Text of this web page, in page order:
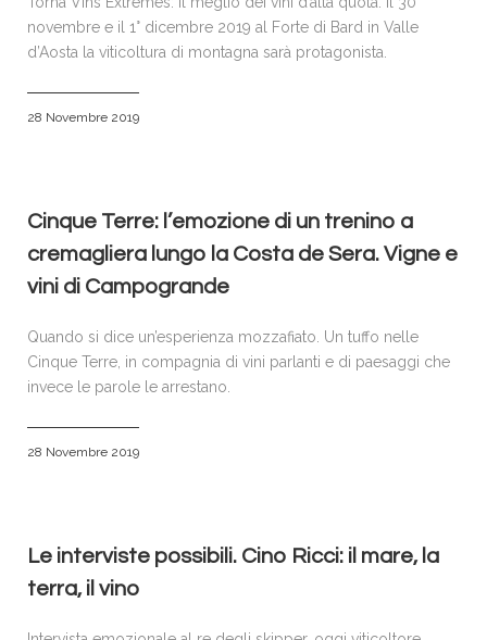
novembre e il 1° dicembre 2019 al Forte di Bard in Valle
d’Aosta la viticoltura di montagna sarà protagonista.
28 Novembre 2019
Cinque Terre: l’emozione di un trenino a
cremagliera lungo la Costa de Sera. Vigne e
vini di Campogrande
Quando si dice un’esperienza mozzafiato. Un tuffo nelle
Cinque Terre, in compagnia di vini parlanti e di paesaggi che
invece le parole le arrestano.
28 Novembre 2019
Le interviste possibili. Cino Ricci: il mare, la
terra, il vino